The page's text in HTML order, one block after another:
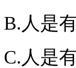
B.人是
C.人是